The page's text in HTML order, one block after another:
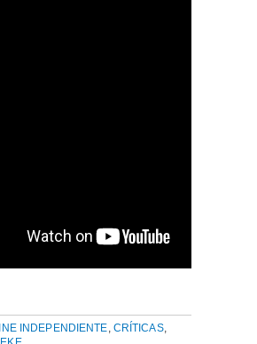
INDEPENDIENTE CRÍTICAS,